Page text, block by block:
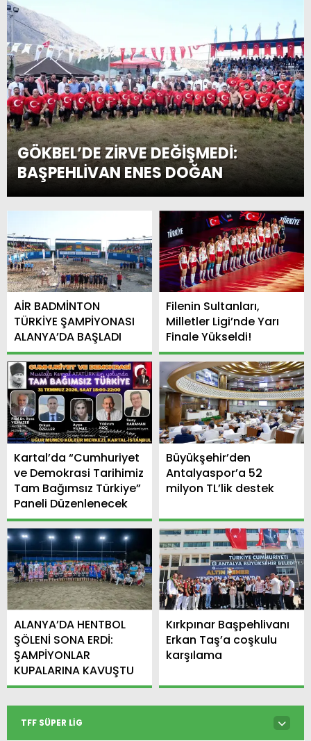
GÖKBEL’DE ZİRVE DEĞİŞMEDİ:
BAŞPEHLİVAN ENES DOĞAN
AİR BADMİNTON
TÜRKİYE ŞAMPİYONASI
ALANYA’DA BAŞLADI
Filenin Sultanları,
Milletler Ligi’nde Yarı
Finale Yükseldi!
Kartal’da “Cumhuriyet
ve Demokrasi Tarihimiz
Tam Bağımsız Türkiye”
Paneli Düzenlenecek
Büyükşehir’den
Antalyaspor’a 52
milyon TL’lik destek
ALANYA’DA HENTBOL
ŞÖLENİ SONA ERDİ:
ŞAMPİYONLAR
KUPALARINA KAVUŞTU
Kırkpınar Başpehlivanı
Erkan Taş’a coşkulu
karşılama
TFF SÜPER LIG